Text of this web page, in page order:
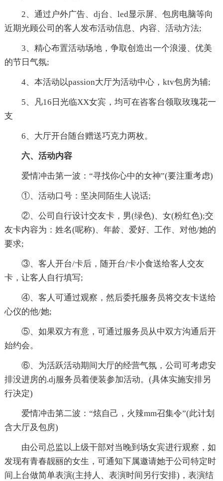
2、通过户外广告、dj台、led显示屏、包房电脑等向
近期光顾公司的客人发布活动信息、内容、活动方法;
3、精心布置活动场地，争取创造出一个浪漫、优美
的节日气氛;
4、本活动以passion大厅为活动中心，ktv包房为辅;
5、凡16日光临XX女宾，均可在咨客台领取玫瑰花一
支
6、大厅开台随台赠送巧克力两枚。
六、活动内容
爱情冲击第一波：“寻找你心中的女神”(要注重考虑)
①、活动口号：坚决同陌生人说话;
②、公司自行设计交友卡，男(绿色)、女(粉红色);交
友卡内容为：姓名(呢称)、年龄、爱好、工作、对他/她的
要求;
③、客人开台/卡后，随开台/卡小食送给客人交友
卡，让客人自行填写;
④、客人可通过观察，然后委托服务员将交友卡送给
心仪的他/她;
⑤、如果双方有意，可通过服务员从中双方沟通后开
始约会。
⑥、为活跃活动期间大厅的经营气氛，公司可考虑安
排没进房的.dj服务员着便装参加活动。(具体实施安排另
行决定)
爱情冲击第二波：“炫自己，火辣mm召集令”(此计划
含大厅及包房)
由公司总监以上级干部对当晚到场女宾进行观察，如
发现有青春靓丽的女生，可通知下属邀请她于公司特定时
间上台做简单表演(主持人、表演时间另行安排)，表演结